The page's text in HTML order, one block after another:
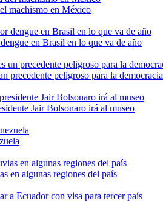
machismo en México
en Brasil en lo que va de año
precedente peligroso para la democracia
Jair Bolsonaro irá al museo
en algunas regiones del país